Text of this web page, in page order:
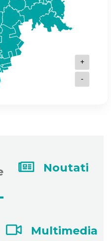
+
-
Noutati
Multimedia